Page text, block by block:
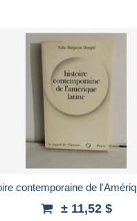
contemporaine de
± 11,52 $